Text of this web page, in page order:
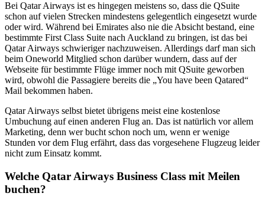
Bei Qatar Airways ist es hingegen meistens so, dass die QSuite
schon auf vielen Strecken mindestens gelegentlich eingesetzt wurde
oder wird. Während bei Emirates also nie die Absicht bestand, eine
bestimmte First Class Suite nach Auckland zu bringen, ist das bei
Qatar Airways schwieriger nachzuweisen. Allerdings darf man sich
beim Oneworld Mitglied schon darüber wundern, dass auf der
Webseite für bestimmte Flüge immer noch mit QSuite geworben
wird, obwohl die Passagiere bereits die „You have been Qatared“
Mail bekommen haben.
Qatar Airways selbst bietet übrigens meist eine kostenlose
Umbuchung auf einen anderen Flug an. Das ist natürlich vor allem
Marketing, denn wer bucht schon noch um, wenn er wenige
Stunden vor dem Flug erfährt, dass das vorgesehene Flugzeug leider
nicht zum Einsatz kommt.
Welche Qatar Airways Business Class mit Meilen
buchen?